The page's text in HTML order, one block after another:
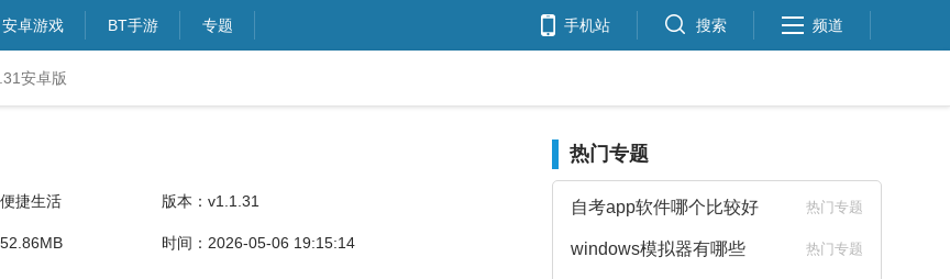
安卓游戏 BT手游 专题 手机站 搜索 频道
安卓版
捷生活 版本：v1.1.31
时间：2026-05-06 19:15:14
热门专题
自考app软件哪个比较好 热门专题
windows模拟器有哪些 热门专题